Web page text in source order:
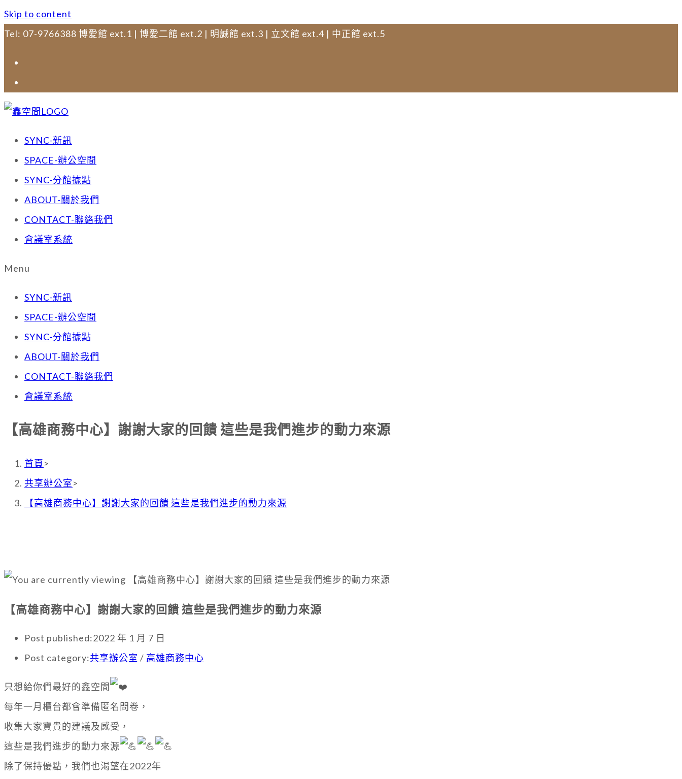
Skip to content
Tel: 07-9766388 博愛館 ext.1 | 博愛二館 ext.2 | 明誠館 ext.3 | 立文館 ext.4 | 中正館 ext.5
SYNC-新訊
SPACE-辦公空間
SYNC-分館據點
ABOUT-關於我們
CONTACT-聯絡我們
會議室系統
Menu
SYNC-新訊
SPACE-辦公空間
SYNC-分館據點
ABOUT-關於我們
CONTACT-聯絡我們
會議室系統
【高雄商務中心】謝謝大家的回饋 這些是我們進步的動力來源
首頁>
共享辦公室>
【高雄商務中心】謝謝大家的回饋 這些是我們進步的動力來源
【高雄商務中心】謝謝大家的回饋 這些是我們進步的動力來源
Post published:2022 年 1 月 7 日
Post category:共享辦公室 / 高雄商務中心
只想給你們最好的鑫空間
每年一月櫃台都會準備匿名問卷，
收集大家寶貴的建議及感受，
這些是我們進步的動力來源
除了保持優點，我們也渴望在2022年